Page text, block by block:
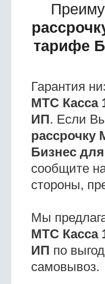
тарифе
Гарантия
МТС Касса
ИП. Если
рассрочку
Бизнес
сообщите
стороны,
Мы
МТС Касса
ИП по
самовывоз.